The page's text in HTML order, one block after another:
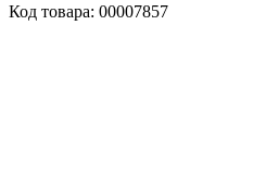
Код товара: 00007857